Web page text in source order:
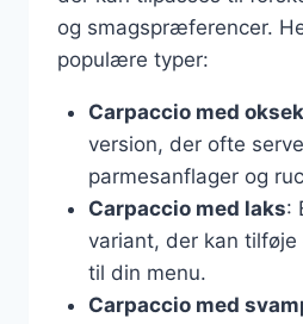
og smagspræferencer.
populære typer:
Carpaccio med
version, der ofte
parmesanflager og
Carpaccio med laks:
variant, der kan tilføje
til din menu.
Carpaccio med